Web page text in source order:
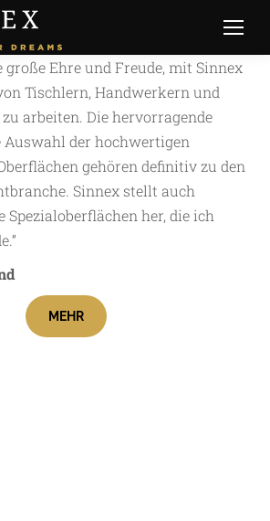
große Ehre und Freude, mit Sinnex
Tischlern, Handwerkern und
arbeiten. Die hervorragende
Auswahl der hochwertigen
gehören definitiv zu den
Sinnex stellt auch
Spezialoberflächen her, die ich
MEHR